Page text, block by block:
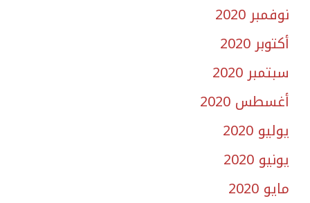
نوفمبر 2020
أكتوبر 2020
سبتمبر 2020
أغسطس 2020
يوليو 2020
يونيو 2020
مايو 2020